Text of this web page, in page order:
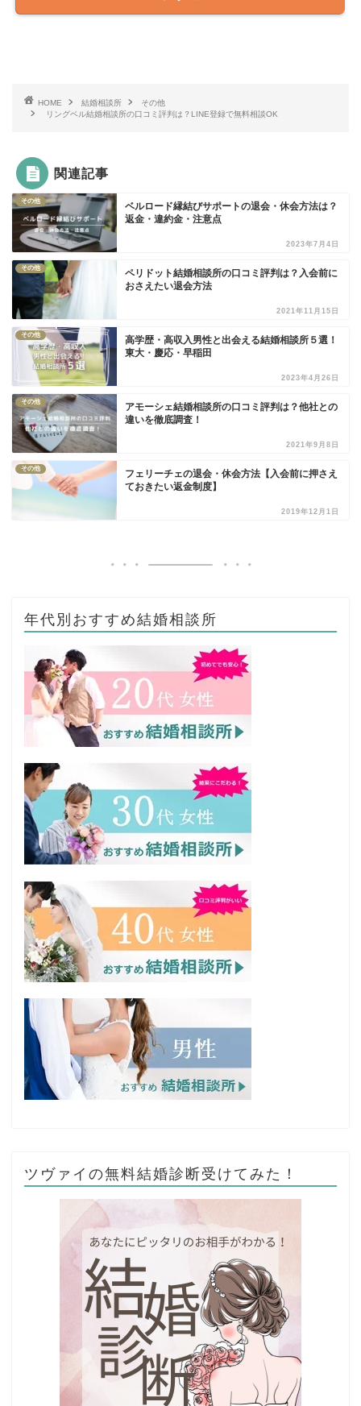
HOME 結婚相談所
その他
リングベル結婚相談所の口コミ評判は？LINE登録で無料相談OK
関連記事
その他
ベルロード縁結びサポートの退会・休会方法は？
返金・違約金・注意点
2023年7月4日
その他
ペリドット結婚相談所の口コミ評判は？入会前に
おさえたい退会方法
2021年11月15日
その他
高学歴・高収入男性と出会える結婚相談所５選！
東大・慶応・早稲田
2023年4月26日
その他
アモーシェ結婚相談所の口コミ評判は？他社との
違いを徹底調査！
2021年9月8日
その他
フェリーチェの退会・休会方法【入会前に押さえ
ておきたい返金制度】
2019年12月1日
年代別おすすめ結婚相談所
ツヴァイの無料結婚診断受けてみた！